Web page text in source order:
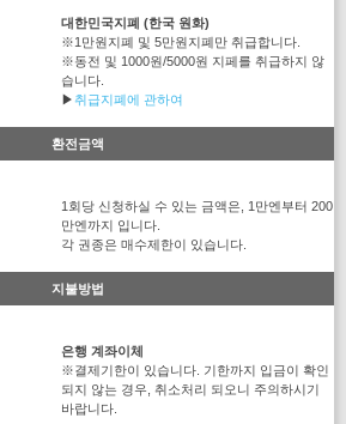
대한민국지폐 (한국 원화)
※1만원지폐 및 5만원지폐만 취급합니다.
※동전 및 1000원/5000원 지페를 취급하지 않
습니다.
▶취급지폐에 관하여
환전금액
1회당 신청하실 수 있는 금액은, 1만엔부터 200
만엔까지 입니다.
각 권종은 매수제한이 있습니다.
지불방법
은행 계좌이체
※결제기한이 있습니다. 기한까지 입금이 확인
되지 않는 경우, 취소처리 되오니 주의하시기
바랍니다.